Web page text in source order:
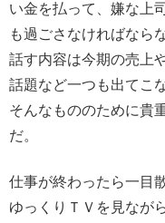
い金を払って、嫌な上
も過ごさなければなら
話す内容は今期の売上
話題など一つも出てこな
そんなもののために貴
だ。
仕事が終わったら一目
ゆっくりＴＶを見なが